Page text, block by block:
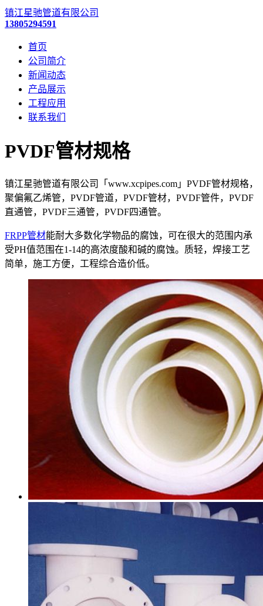
镇江星驰管道有限公司
13805294591
首页
公司简介
新闻动态
产品展示
工程应用
联系我们
PVDF管材规格
镇江星驰管道有限公司「www.xcpipes.com」PVDF管材规格，
聚偏氟乙烯管，PVDF管道，PVDF管材，PVDF管件，PVDF
直通管，PVDF三通管，PVDF四通管。
FRPP管材能耐大多数化学物品的腐蚀，可在很大的范围内承
受PH值范围在1-14的高浓度酸和碱的腐蚀。质轻，焊接工艺
简单，施工方便，工程综合造价低。